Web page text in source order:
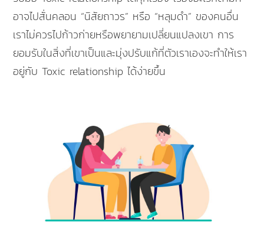
อาจไปสั่นคลอน “นิสัยถาวร” หรือ “หลุมดำ” ของคนอื่น
เราไม่ควรไปก้าวก่ายหรือพยายามเปลี่ยนแปลงเขา การ
ยอมรับในสิ่งที่เขาเป็นและมุ่งปรับแก้ที่ตัวเราเองจะทำให้เรา
อยู่กับ Toxic relationship ได้ง่ายขึ้น